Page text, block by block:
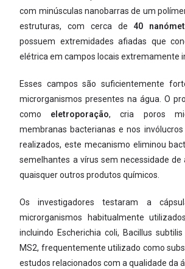
com minúsculas nanobarras de um
estruturas, com cerca de 40
possuem extremidades afiadas que
elétrica em campos locais extremamente
Esses campos são suficientemente
microrganismos presentes na água. O
como eletroporação, cria poros
membranas bacterianas e nos
realizados, este mecanismo eliminou
semelhantes a vírus sem necessidade de
quaisquer outros produtos químicos.
Os investigadores testaram a
microrganismos habitualmente
incluindo Escherichia coli, Bacillus
MS2, frequentemente utilizado como
estudos relacionados com a qualidade da